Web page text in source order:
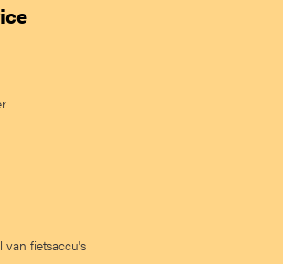
van fietsaccu's